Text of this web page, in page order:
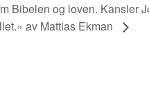
Bibelen og loven. Kansler
av Mattias Ekman